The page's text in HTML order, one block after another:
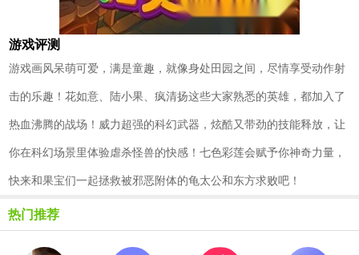
游戏评测
游戏画风呆萌可爱，满是童趣，就像身处田园之间，尽情享受动作射
击的乐趣！花如意、陆小果、疯清扬这些大家熟悉的英雄，都加入了
热血沸腾的战场！威力超强的科幻武器，炫酷又带劲的技能释放，让
你在科幻场景里体验虐杀怪兽的快感！七色彩莲会赋予你神奇力量，
快来和果宝们一起拯救被邪恶附体的龟太公和东方求败吧！
热门推荐